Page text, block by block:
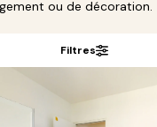
ou de décoration.
Filtres